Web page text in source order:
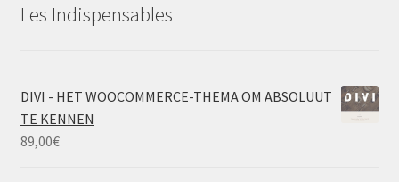
Les Indispensables
DIVI - HET WOOCOMMERCE-THEMA OM ABSOLUUT
TE KENNEN
89,00€